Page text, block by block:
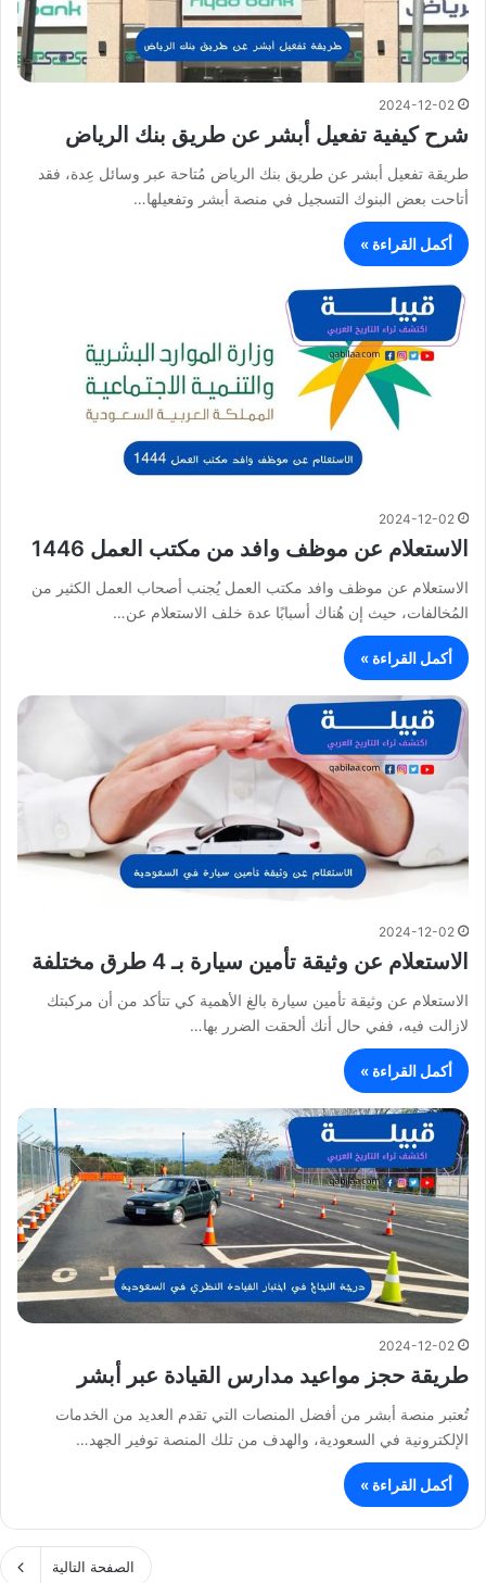
2024-12-02
شرح كيفية تفعيل أبشر عن طريق بنك الرياض
طريقة تفعيل أبشر عن طريق بنك الرياض مُتاحة عبر وسائل عِدة، فقد
أتاحت بعض البنوك التسجيل في منصة أبشر وتفعيلها…
أكمل القراءة »
2024-12-02
الاستعلام عن موظف وافد من مكتب العمل 1446
الاستعلام عن موظف وافد مكتب العمل يُجنب أصحاب العمل الكثير من
المُخالفات، حيث إن هُناك أسبابًا عدة خلف الاستعلام عن…
أكمل القراءة »
2024-12-02
الاستعلام عن وثيقة تأمين سيارة بـ 4 طرق مختلفة
الاستعلام عن وثيقة تأمين سيارة بالغ الأهمية كي تتأكد من أن مركبتك
لازالت فيه، ففي حال أنك ألحقت الضرر بها…
أكمل القراءة »
2024-12-02
طريقة حجز مواعيد مدارس القيادة عبر أبشر
تُعتبر منصة أبشر من أفضل المنصات التي تقدم العديد من الخدمات
الإلكترونية في السعودية، والهدف من تلك المنصة توفير الجهد…
أكمل القراءة »
الصفحة التالية